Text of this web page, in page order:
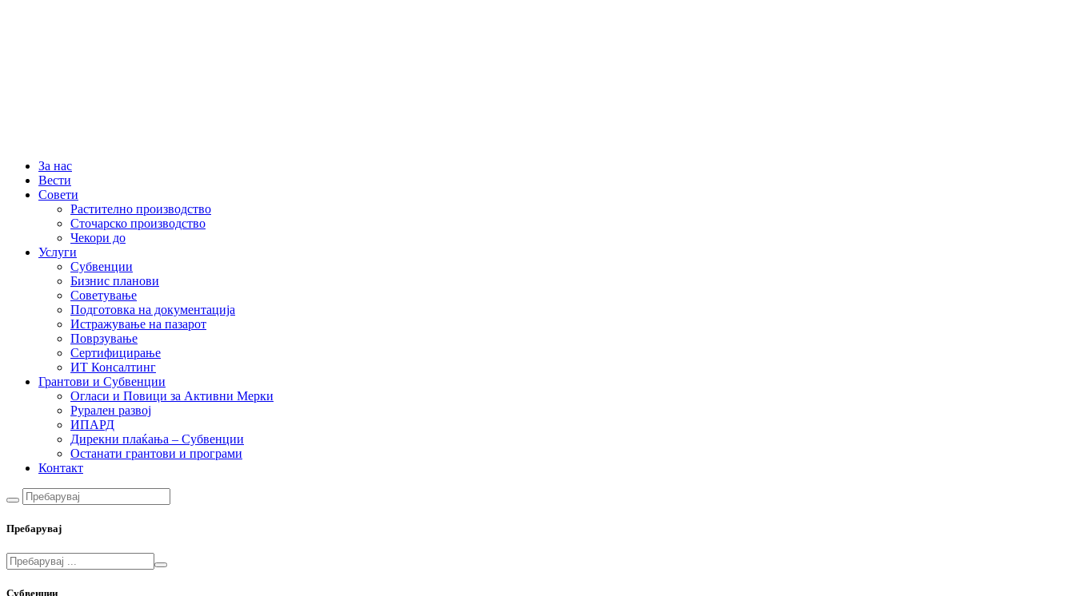
За нас
Вести
Совети
Растително производство
Сточарско производство
Чекори до
Услуги
Субвенции
Бизнис планови
Советување
Подготовка на документација
Истражување на пазарот
Поврзување
Сертифицирање
ИТ Консалтинг
Грантови и Субвенции
Огласи и Повици за Активни Мерки
Рурален развој
ИПАРД
Дирекни плаќања – Субвенции
Останати грантови и програми
Контакт
Пребарувај
Субвенции